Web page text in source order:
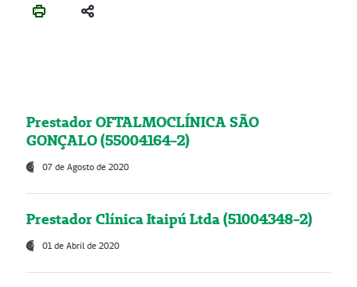
Prestador OFTALMOCLÍNICA SÃO
GONÇALO (55004164-2)
07 de Agosto de 2020
Prestador Clínica Itaipú Ltda (51004348-2)
01 de Abril de 2020